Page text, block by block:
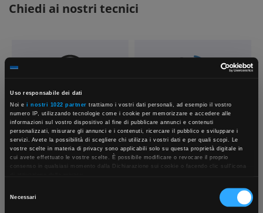
Uso responsabile dei dati
Noi ei nostri 1022 partner trattiamo i vostri dati personali, ad esempio il vostro
numero IP, utilizzando tecnologie come i cookie per memorizzare e accedere alle
informazioni sul vostro dispositivo al fine di pubblicare annunci e contenuti
personalizzati, misurare gli annunci e i contenuti, ricercare il pubblico e sviluppare i
servizi. Avete la possibilità di scegliere chi utilizza i vostri dati e per quali scopi. Le
vostre scelte in materia di privacy sono applicabili solo su questa proprietà digitale in
cui avete effettuato le vostre scelte. È possibile modificare o revocare il proprio
consenso in qualsiasi momento dalla Dichiarazione sui cookie o facendo clic sull'icona
raccogliere informazioni sulla tua posizione geografica, con un'approssimazione di
Necessari
×
Chiedi ai nostri tecnici
Contattaci
Parla con il customer care dedicato
Fissa una consulenza
Ti affiancheremo passo dopo passo